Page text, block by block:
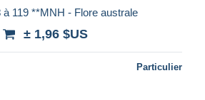
à 119 **MNH - Flore australe
± 1,96 $US
Particulier